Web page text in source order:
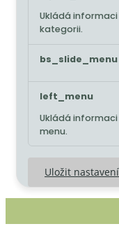
Ukládá informaci
kategorii.
bs_slide_menu
left_menu
Ukládá
menu.
Uložit nastavení